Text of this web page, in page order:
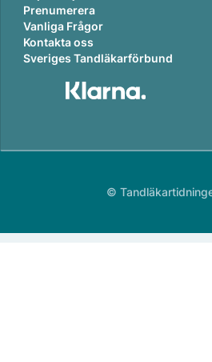
Prenumerera
Vanliga Frågor
Kontakta oss
Sveriges Tandläkarförbund
©